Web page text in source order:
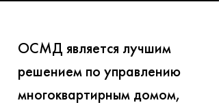
ОСМД является лучшим
решением по управлению
многоквартирным домом,